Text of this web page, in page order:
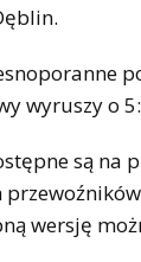
wyruszy o
są na
wersję